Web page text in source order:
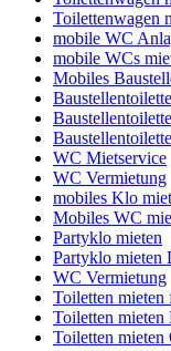
Toilettenwagen
mobile WC
mobile WCs
Mobiles
Baustellentoilette
WC Mietservice
WC Vermietung
mobiles Klo
Mobiles WC
Partyklo mieten
Partyklo mieten
WC Vermietung
Toiletten
Toiletten mieten
Toiletten mieten